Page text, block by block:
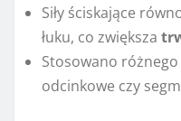
Siły ściskające
łuku, co zwiększa
Stosowano różnego
odcinkowe czy